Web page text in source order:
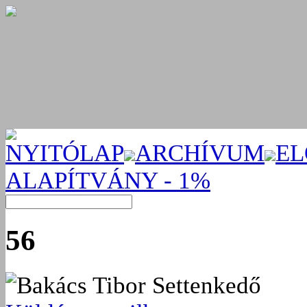
NYITÓLAP ARCHÍVUM
ALAPÍTVÁNY - 1%
56
Bakács Tibor Settenkedő